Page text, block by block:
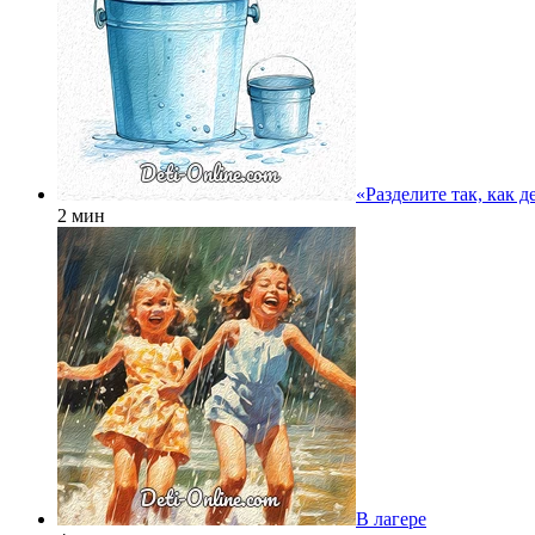
«Разделите так, как
2 мин
В лагере